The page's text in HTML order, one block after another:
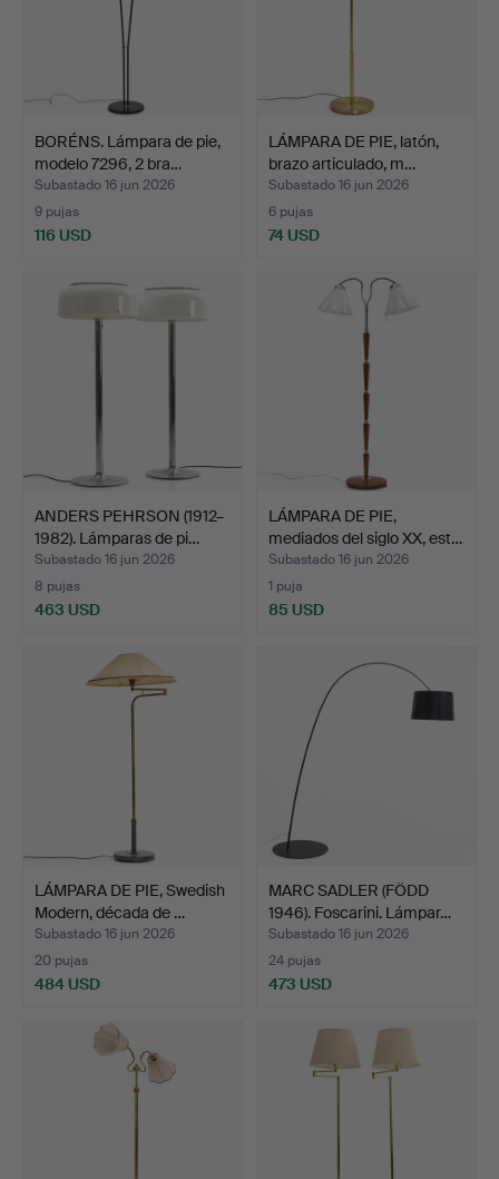
BORÉNS. Lámpara de pie,
modelo 7296, 2 bra…
Subastado 16 jun 2026
9 pujas
116 USD
LÁMPARA DE PIE, latón,
brazo articulado, m…
Subastado 16 jun 2026
6 pujas
74 USD
ANDERS PEHRSON (1912–
1982). Lámparas de pi…
Subastado 16 jun 2026
8 pujas
463 USD
LÁMPARA DE PIE,
mediados del siglo XX, est…
Subastado 16 jun 2026
1 puja
85 USD
LÁMPARA DE PIE, Swedish
Modern, década de …
Subastado 16 jun 2026
20 pujas
484 USD
MARC SADLER (FÖDD
1946). Foscarini. Lámpar…
Subastado 16 jun 2026
24 pujas
473 USD